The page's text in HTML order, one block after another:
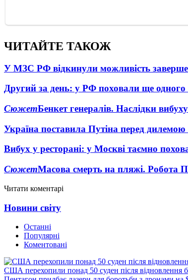
ЧИТАЙТЕ ТАКОЖ
У МЗС РФ відкинули можливість
Другий за день: у РФ поховали ще одного
СюжетБенкет генералів. Наслідки
Україна поставила Путіна перед
Вибух у ресторані: у Москві таємно
СюжетМасова смерть на пляжі. Робота
Читати коментарі
Новини світу
Останні
Популярні
Коментовані
США перехопили понад 50 суден після відновлення